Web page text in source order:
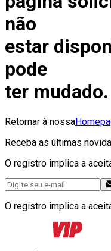
não
estar
pode
ter mudado.
Retornar à nossa
Receba as últimas
O registro implica a
O registro implica a